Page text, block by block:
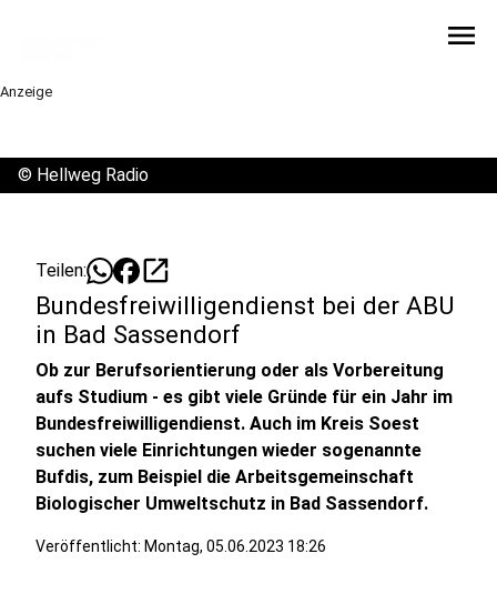
menu
Anzeige
© Hellweg Radio
Teilen: open_in_new
Bundesfreiwilligendienst bei der ABU
in Bad Sassendorf
Ob zur Berufsorientierung oder als Vorbereitung
aufs Studium - es gibt viele Gründe für ein Jahr im
Bundesfreiwilligendienst. Auch im Kreis Soest
suchen viele Einrichtungen wieder sogenannte
Bufdis, zum Beispiel die Arbeitsgemeinschaft
Biologischer Umweltschutz in Bad Sassendorf.
Veröffentlicht: Montag, 05.06.2023 18:26